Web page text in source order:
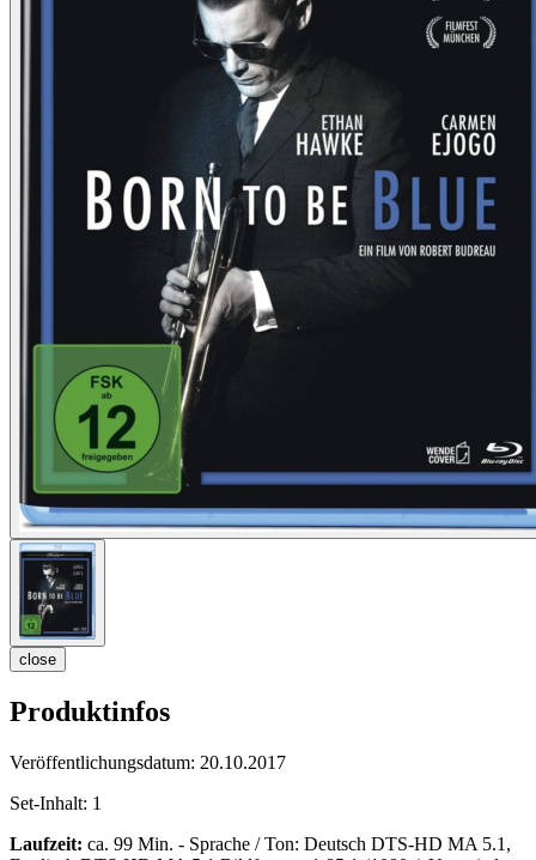
close
Produktinfos
Veröffentlichungsdatum: 20.10.2017
Set-Inhalt: 1
Laufzeit: ca. 99 Min. - Sprache / Ton: Deutsch DTS-HD MA 5.1,